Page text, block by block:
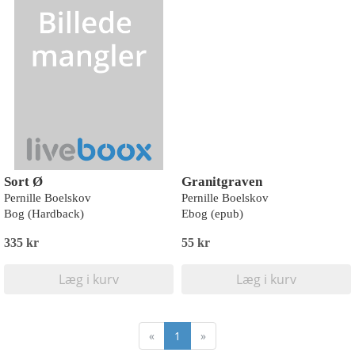
Sort Ø
Pernille Boelskov
Bog (Hardback)
335 kr
Læg i kurv
Granitgraven
Pernille Boelskov
Ebog (epub)
55 kr
Læg i kurv
« 1 »